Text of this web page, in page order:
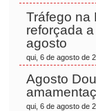
Tráfego na
reforçada
agosto
qui, 6 de agosto de
Agosto
qui, 6 de agosto de